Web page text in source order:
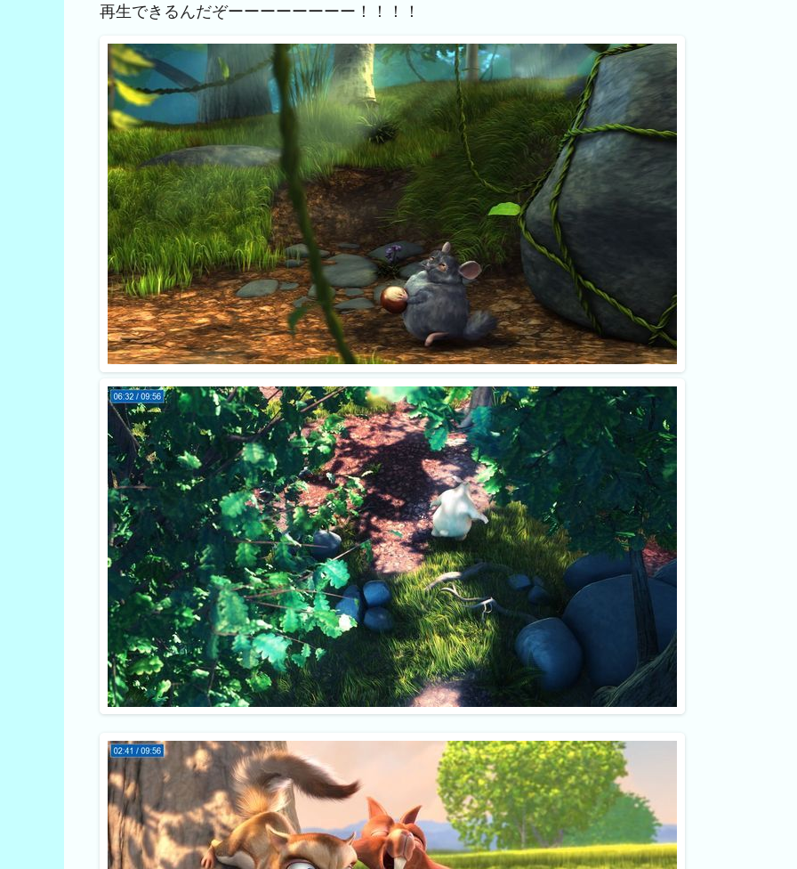
再生できるんだぞーーーーーーーー！！！！